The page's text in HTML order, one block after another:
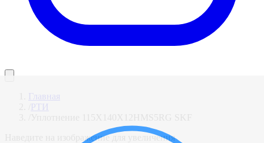
Главная
РТИ
Наведите на изображение для увеличения